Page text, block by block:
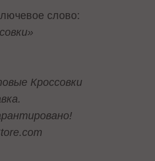
слово:
Кроссовки